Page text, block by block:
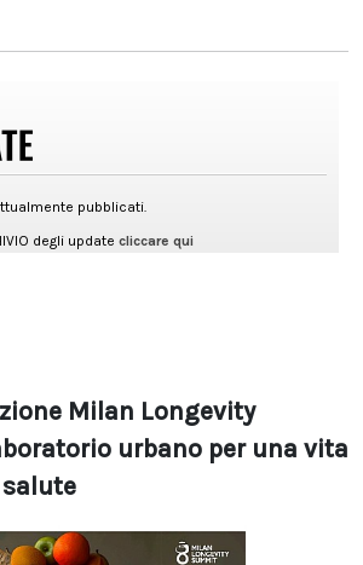
Milan Longevity
urbano per una vita